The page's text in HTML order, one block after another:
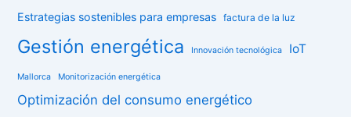
Estrategias sostenibles para empresas factura de la luz
Gestión energética Innovación tecnológica IoT
Mallorca Monitorización energética
Optimización del consumo energético